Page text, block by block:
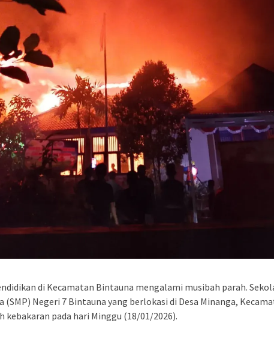
di Kecamatan Bintauna mengalami musibah parah.
(SMP) Negeri 7 Bintauna yang berlokasi di Desa Minanga,
kebakaran pada hari Minggu (18/01/2026).